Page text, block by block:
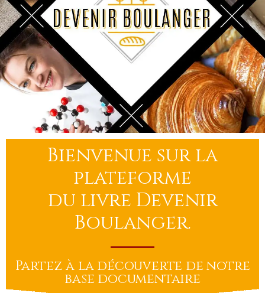
Bienvenue sur la
plateforme
du livre Devenir
Boulanger.
Partez à la découverte de notre
base documentaire